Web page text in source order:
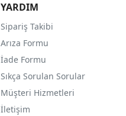
YARDIM
Sipariş Takibi
Arıza Formu
İade Formu
Sıkça Sorulan Sorular
Müşteri Hizmetleri
İletişim